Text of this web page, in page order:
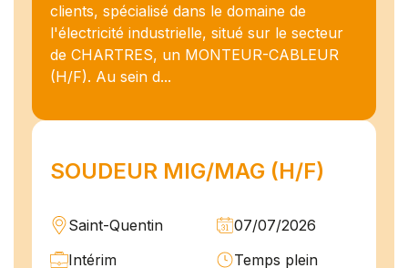
clients, spécialisé dans le domaine de
l'électricité industrielle, situé sur le secteur
de CHARTRES, un MONTEUR-CABLEUR
(H/F). Au sein d...
SOUDEUR MIG/MAG (H/F)
Saint-Quentin
07/07/2026
Intérim
Temps plein